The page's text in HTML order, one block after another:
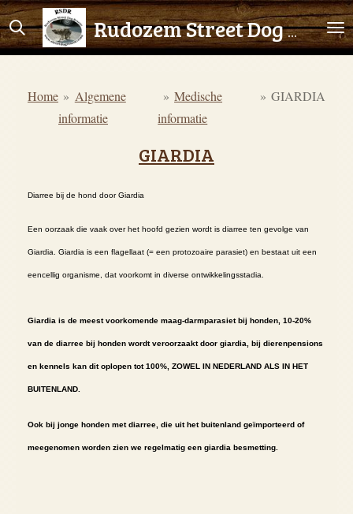
Ga
direct
hoofdinhoud
Rudozem Street Dog Rescue
Home » Algemene
informatie
» Medische
informatie
» GIARDIA
GIARDIA
Diarree bij de hond door Giardia
Een oorzaak die vaak over het hoofd gezien wordt is diarree ten gevolge van
Giardia. Giardia is een flagellaat (= een protozoaire parasiet) en bestaat uit een
eencellig organisme, dat voorkomt in diverse ontwikkelingsstadia.
Giardia is de meest voorkomende maag-darmparasiet bij honden, 10-20%
van de diarree bij honden wordt veroorzaakt door giardia, bij dierenpensions
en kennels kan dit oplopen tot 100%, ZOWEL IN NEDERLAND ALS IN HET
BUITENLAND.
Ook bij jonge honden met diarree, die uit het buitenland geïmporteerd of
meegenomen worden zien we regelmatig een giardia besmetting.